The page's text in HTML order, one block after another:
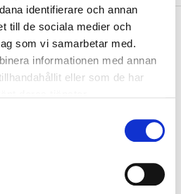
identifierare och annan
till de sociala medier och
som vi samarbetar med.
informationen med annan
eller som de har
& Hämta
2 timmar! För mer information om
köpte också